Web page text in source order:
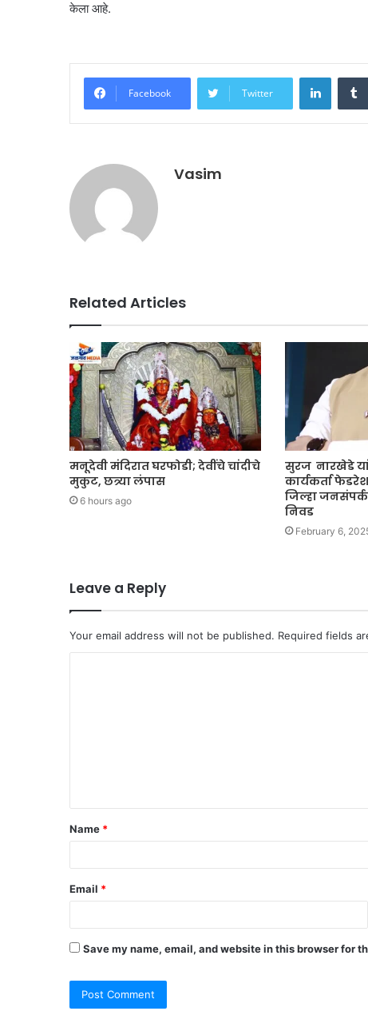
केला आहे.
Facebook Twitter
Vasim
Related Articles
मनूदेवी मंदिरात घरफोडी; देवींचे चांदीचे
मुकुट, छत्र्या लंपास
6 hours ago
सुरज नारखेडे
कार्यकर्ता
जिल्हा
निवड
February 6,
Leave a Reply
Your email address will not be published. Required fields
t
*
Name *
Email *
Save my name, email, and website in this browser for